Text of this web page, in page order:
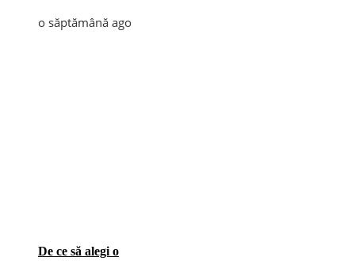
o săptămână ago
De ce să alegi o